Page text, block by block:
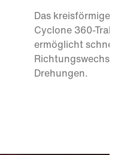
Das kreisförmige
Cyclone 360-
ermöglicht schnelle
Richtungswechsel
Drehungen.